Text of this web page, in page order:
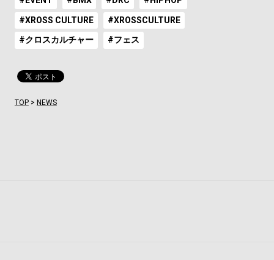
#XROSS CULTURE #XROSSCULTURE
#クロスカルチャー #フェス
TOP> NEWS